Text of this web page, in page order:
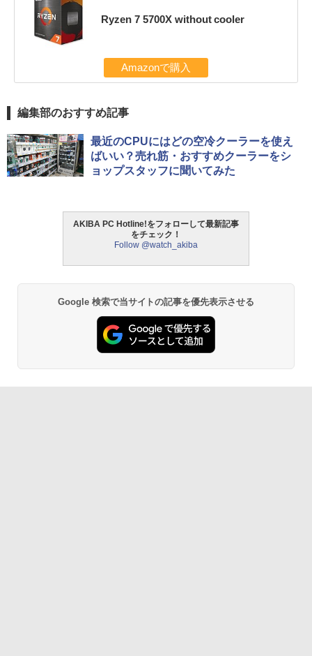
Ryzen 7 5700X without cooler
Amazonで購入
編集部のおすすめ記事
最近のCPUにはどの空冷クーラーを使え
ばいい？売れ筋・おすすめクーラーをシ
ョップスタッフに聞いてみた
AKIBA PC Hotline!をフォローして最新記事
をチェック！
Follow @watch_akiba
Google 検索で当サイトの記事を優先表示させる